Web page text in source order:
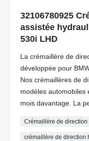
32106780925
assistée
530i LHD
La crémaillère de
développée pour
Nos crémaillères de
modèles automobiles
mois davantage. La
Crémaillère de
crémaillère de direction